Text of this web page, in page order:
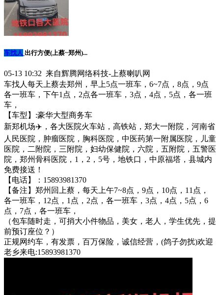
车找人 出行方便(上蔡~郑州)...
05-13 10:32 来自辉腾网络科技-上蔡喇叭网
车找人每天上蔡去郑州，早上5点一班车，6~7点，8点，9点
各一班车，下午1点，2点各一班车，3点，4点，5点，各一班
车，
【车型】:豪华大型商务车
新郑机场✈️，各大医院火车站，高铁站，郑大一附院，河南省
人民医院，肿瘤医院，胸科医院，中医药第一附属医院，儿童
医院，二附院，三附院，妇幼保健院，六院，五附院，五警医
院，郑州骨科医院，1，2，5号，地铁口，中原福塔，县城内
免费接送！
【电话】：15893981370
【备注】郑州回上蔡，每天上午7~8点，9点，10点，11点，
各一班车，12点，1点，2点，各一班车，3点，4点，5点，6
点，7点，各一班车，
（包车随时走，可捎大小件物品，美女，老人，学生优先，提
前预订座位？）
正规网约车，有发票，百万保险，诚信经营，(鸽子勿扰)欢迎
老乡来电:15893981370